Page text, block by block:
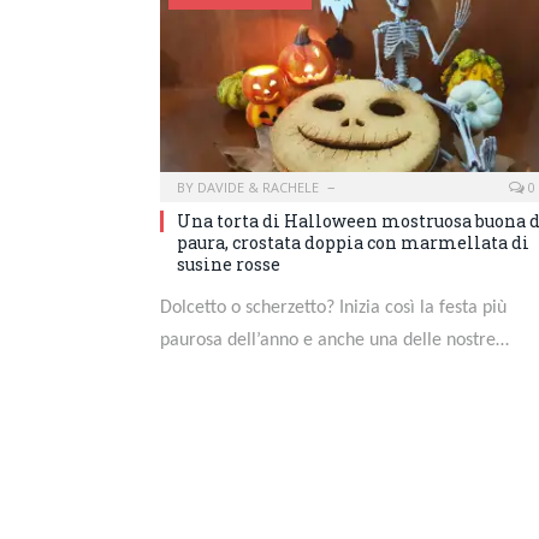
BY DAVIDE & RACHELE 0
Una torta di Halloween mostruosa buona
paura, crostata doppia con marmellata di
susine rosse
Dolcetto o scherzetto? Inizia così la festa più
paurosa dell’anno e anche una delle nostre…